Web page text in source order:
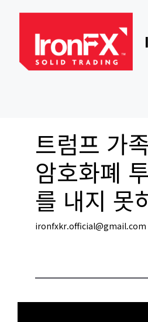
content
트럼프 가
암호화폐
를 내지 못
ironfxkr.official@gmail.com